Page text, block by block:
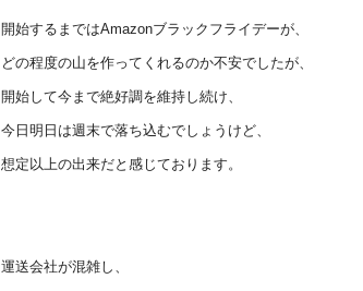
開始するまではAmazonブラックフライデーが、
どの程度の山を作ってくれるのか不安でしたが、
開始して今まで絶好調を維持し続け、
今日明日は週末で落ち込むでしょうけど、
想定以上の出来だと感じております。
運送会社が混雑し、